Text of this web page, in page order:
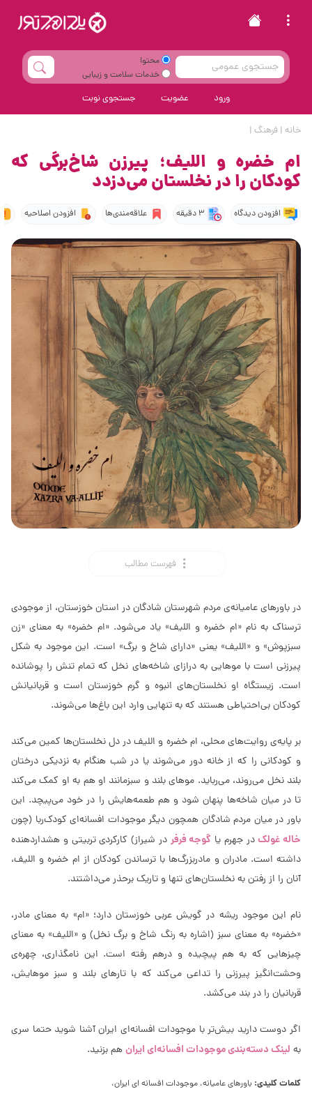
محتوا
خدمات سلامت و زیبایی
ورود عضویت جستجوی نوبت
خانه |فرهنگ |
ام خضره و اللیف؛ پیرزن شاخ‌برگی که
کودکان را در نخلستان می‌دزدد
افزودن دیدگاه 3 دقیقه علاقه‌مندی‌ها افزودن اصلاحیه
فهرست مطالب
در باورهای عامیانه‌ی مردم شهرستان شادگان در استان خوزستان، از موجودی
ترسناک به نام «ام خضره و اللیف» یاد می‌شود. «ام خضره» به معنای «زن
سبزپوش» و «اللیف» یعنی «دارای شاخ و برگ» است. این موجود به شکل
پیرزنی است با موهایی به درازای شاخه‌های نخل که تمام تنش را پوشانده
است. زیستگاه او نخلستان‌های انبوه و گرم خوزستان است و قربانیانش
کودکان بی‌احتیاطی هستند که به تنهایی وارد این باغ‌ها می‌شوند.
بر پایه‌ی روایت‌های محلی، ام خضره و اللیف در دل نخلستان‌ها کمین می‌کند
و کودکانی را که از خانه دور می‌شوند یا در شب هنگام به نزدیکی درختان
بلند نخل می‌روند، می‌رباید. موهای بلند و سبزمانند او هم به او کمک می‌کند
تا در میان شاخه‌ها پنهان شود و هم طعمه‌هایش را در خود می‌پیچد. این
باور در میان مردم شادگان همچون دیگر موجودات افسانه‌ای کودک‌ربا (چون
خاله غولکدر جهرم یا گوجه فرفر در شیراز) کارکردی تربیتی و هشداردهنده
داشته است. مادران و مادربزرگ‌ها با ترساندن کودکان از ام خضره و اللیف،
آنان را از رفتن به نخلستان‌های تنها و تاریک برحذر می‌داشتند.
نام این موجود ریشه در گویش عربی خوزستان دارد؛ «ام» به معنای مادر،
«خضره» به معنای سبز (اشاره به رنگ شاخ و برگ نخل) و «اللیف» به معنای
چیزهایی که به هم پیچیده و درهم رفته است. این نامگذاری، چهره‌ی
وحشت‌انگیز پیرزنی را تداعی می‌کند که با تارهای بلند و سبز موهایش،
قربانیان را در بند می‌کشد.
اگر دوست دارید بیش‌تر با موجودات افسانه‌ای ایران آشنا شوید حتما سری
به لینک دسته‌بندی موجودات افسانه‌ای ایرانهم بزنید.
کلمات کلیدی: باورهای عامیانه، موجودات افسانه ای ایران،